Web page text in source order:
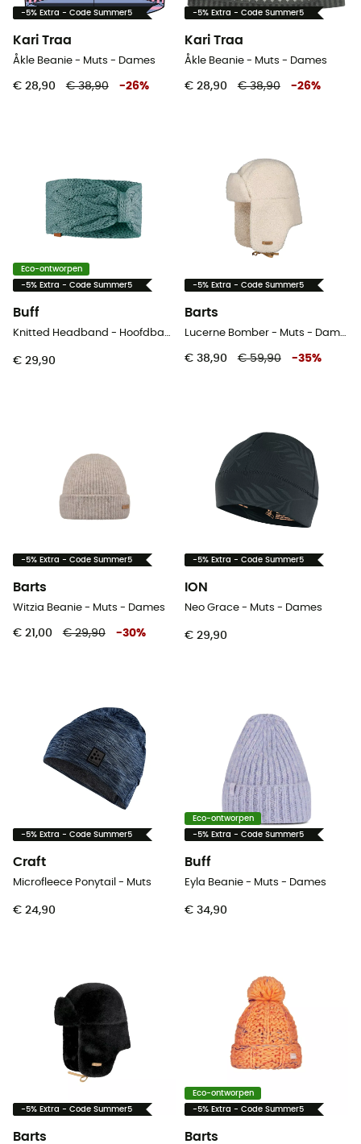
-5% Extra - Code Summer5
Kari Traa
Åkle Beanie - Muts - Dames
€ 28,90 € 38,90 -26%
-5% Extra - Code Summer5
Kari Traa
Åkle Beanie - Muts - Dames
€ 28,90 € 38,90 -26%
Eco-ontworpen
-5% Extra - Code Summer5
Buff
€ 29,90
-5% Extra - Code Summer5
Barts
€ 38,90 € 59,90 -35%
-5% Extra - Code Summer5
Barts
Witzia Beanie - Muts - Dames
€ 21,00 € 29,90 -30%
-5% Extra - Code Summer5
ION
Neo Grace - Muts - Dames
€ 29,90
-5% Extra - Code Summer5
Craft
Microfleece Ponytail - Muts
€ 24,90
Eco-ontworpen
-5% Extra - Code Summer5
Buff
Eyla Beanie - Muts - Dames
€ 34,90
-5% Extra - Code Summer5
Barts
Eco-ontworpen
-5% Extra - Code Summer5
Barts